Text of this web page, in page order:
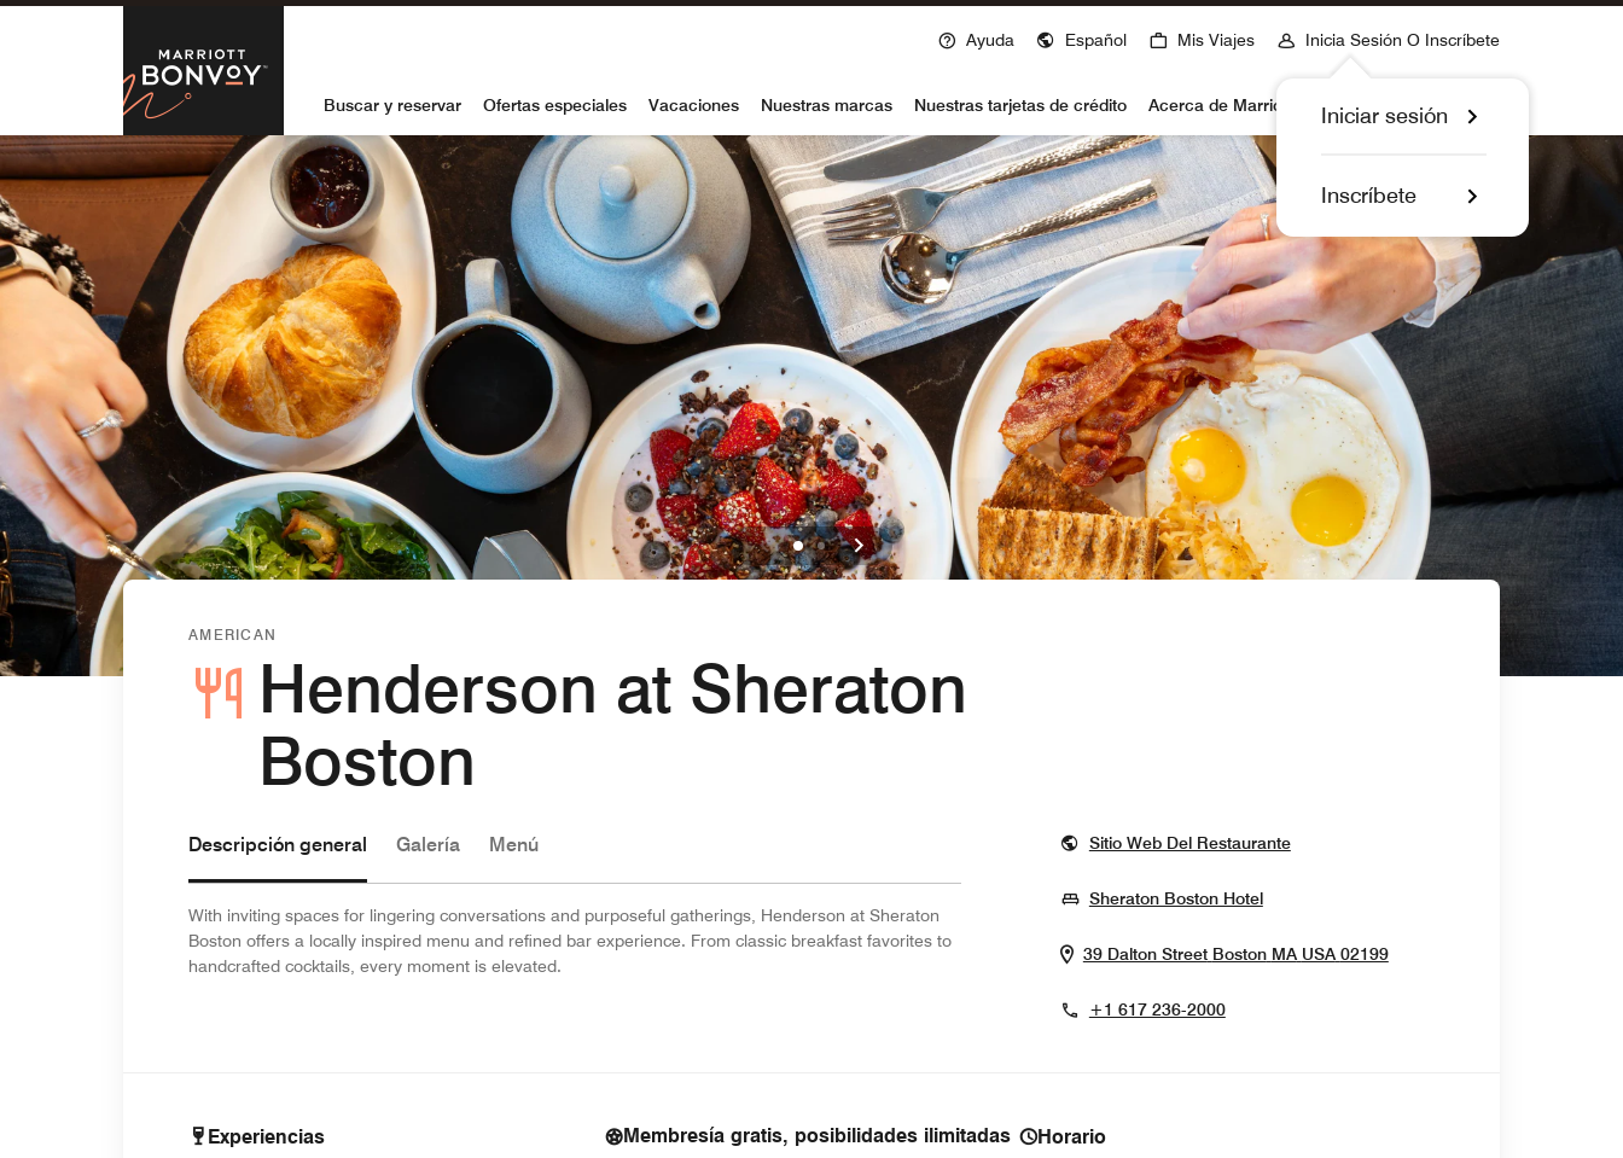
Skip to Content
Marriott Bonvoy
Ayuda Español Mis Viajes Inicia Sesión O Inscríbete
Iniciar sesión
Inscríbete
Buscar y reservar Ofertas especiales Vacaciones Nuestras marcas Nuestras tarjetas de crédito Acerca de Marriott Bonvoy
AMERICAN
Henderson at Sheraton
Boston
Descripción general Galería Menú
With inviting spaces for lingering conversations and purposeful gatherings, Henderson at Sheraton
Boston offers a locally inspired menu and refined bar experience. From classic breakfast favorites to
handcrafted cocktails, every moment is elevated.
Sitio Web Del RestauranteOpens In New Window
Sheraton Boston HotelOpens In New Window
39 Dalton Street Boston MA USA 02199Opens In New Window
+1 617 236-2000
Experiencias Membresía gratis, posibilidades ilimitadas Horario